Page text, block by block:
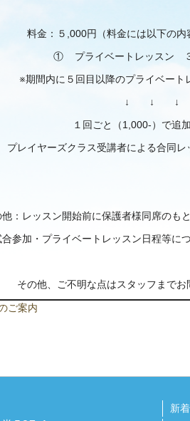
料金：５,000円（料金には以下の内
① プライベートレッスン
※期間内に５回目以降のプライベート
↓ ↓ ↓
１回ごと（1,000-）で追
レイヤーズクラス受講者による合同レ
他：レッスン開始前に保護者様同席のも
合参加・プライベートレッスン日程等に
その他、ご不明な点はスタッフまでお
ご案内
新